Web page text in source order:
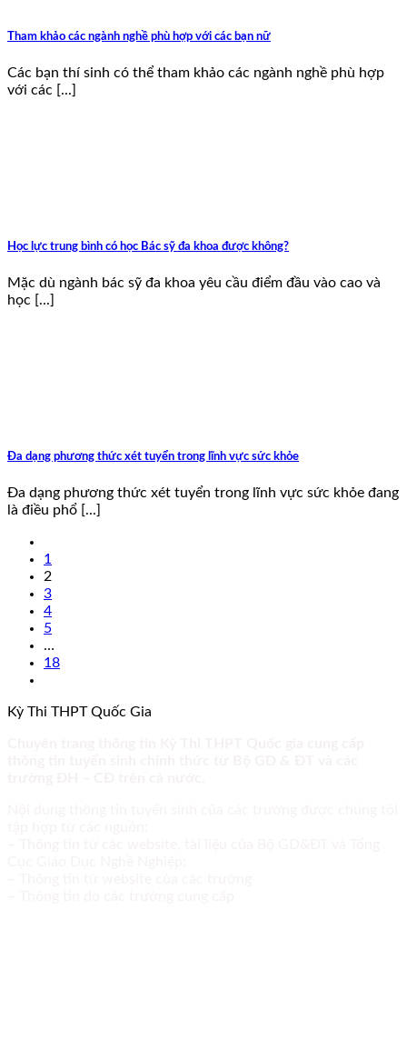
Tham khảo các ngành nghề phù hợp với các bạn nữ
Các bạn thí sinh có thể tham khảo các ngành nghề phù hợp
với các [...]
Học lực trung bình có học Bác sỹ đa khoa được không?
Mặc dù ngành bác sỹ đa khoa yêu cầu điểm đầu vào cao và
học [...]
Đa dạng phương thức xét tuyển trong lĩnh vực sức khỏe
Đa dạng phương thức xét tuyển trong lĩnh vực sức khỏe đang
là điều phổ [...]
1
2
3
4
5
…
18
Kỳ Thi THPT Quốc Gia